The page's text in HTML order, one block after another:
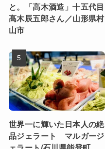
と。「高木酒造」十五代目
髙木辰五郎さん／山形県村
山市
世界一に輝いた日本人の絶
品ジェラート マルガージ